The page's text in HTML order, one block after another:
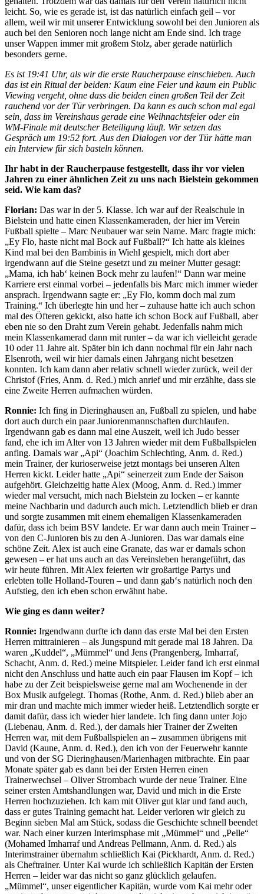
leicht. So, wie es gerade ist, ist das natürlich einfach geil – vor
allem, weil wir mit unserer Entwicklung sowohl bei den Junioren als
auch bei den Senioren noch lange nicht am Ende sind. Ich trage
unser Wappen immer mit großem Stolz, aber gerade natürlich
besonders gerne.
Es ist 19:41 Uhr, als wir die erste Raucherpause einschieben. Auch
das ist ein Ritual der beiden: Kaum eine Feier und kaum ein Public
Viewing vergeht, ohne dass die beiden einen großen Teil der Zeit
rauchend vor der Tür verbringen. Da kann es auch schon mal egal
sein, dass im Vereinshaus gerade eine Weihnachtsfeier oder ein
WM-Finale mit deutscher Beteiligung läuft. Wir setzen das
Gespräch um 19:52 fort. Aus den Dialogen vor der Tür hätte man
ein Interview für sich basteln können.
Ihr habt in der Raucherpause festgestellt, dass ihr vor vielen
Jahren zu einer ähnlichen Zeit zu uns nach Bielstein gekommen
seid. Wie kam das?
Florian: Das war in der 5. Klasse. Ich war auf der Realschule in
Bielstein und hatte einen Klassenkameraden, der hier im Verein
Fußball spielte – Marc Neubauer war sein Name. Marc fragte mich:
„Ey Flo, haste nicht mal Bock auf Fußball?“ Ich hatte als kleines
Kind mal bei den Bambinis in Wiehl gespielt, mich dort aber
irgendwann auf die Steine gesetzt und zu meiner Mutter gesagt:
„Mama, ich hab‘ keinen Bock mehr zu laufen!“ Dann war meine
Karriere erst einmal vorbei – jedenfalls bis Marc mich immer wieder
ansprach. Irgendwann sagte er: „Ey Flo, komm doch mal zum
Training.“ Ich überlegte hin und her – zuhause hatte ich auch schon
mal des Öfteren gekickt, also hatte ich schon Bock auf Fußball, aber
eben nie so den Draht zum Verein gehabt. Jedenfalls nahm mich
mein Klassenkamerad dann mit runter – da war ich vielleicht gerade
10 oder 11 Jahre alt. Später bin ich dann nochmal für ein Jahr nach
Elsenroth, weil wir hier damals einen Jahrgang nicht besetzen
konnten. Ich kam dann aber relativ schnell wieder zurück, weil der
Christof (Fries, Anm. d. Red.) mich anrief und mir erzählte, dass sie
eine Zweite Herren aufmachen würden.
Ronnie: Ich fing in Dieringhausen an, Fußball zu spielen, und habe
dort auch durch ein paar Juniorenmannschaften durchlaufen.
Irgendwann gab es dann mal eine Auszeit, weil ich Judo besser
fand, ehe ich im Alter von 13 Jahren wieder mit dem Fußballspielen
anfing. Damals war „Api“ (Joachim Schlechting, Anm. d. Red.)
mein Trainer, der kurioserweise jetzt montags bei unseren Alten
Herren kickt. Leider hatte „Api“ seinerzeit zum Ende der Saison
aufgehört. Gleichzeitig hatte Alex (Moog, Anm. d. Red.) immer
wieder mal versucht, mich nach Bielstein zu locken – er kannte
meine Nachbarin und dadurch auch mich. Letztendlich blieb er dran
und sorgte zusammen mit einem ehemaligen Klassenkameraden
dafür, dass ich beim BSV landete. Er war dann auch mein Trainer –
von den C-Junioren bis zu den A-Junioren. Das war damals eine
schöne Zeit. Alex ist auch eine Granate, das war er damals schon
gewesen – er hat uns auch an das Vereinsleben herangeführt, das
wir heute führen. Mit Alex feierten wir großartige Partys und
erlebten tolle Holland-Touren – und dann gab‘s natürlich noch den
Aufstieg, den ich eben schon erwähnt habe.
Wie ging es dann weiter?
Ronnie: Irgendwann durfte ich dann das erste Mal bei den Ersten
Herren mittrainieren – als Jungspund mit gerade mal 18 Jahren. Da
waren „Kuddel“, „Mümmel“ und Jens (Prangenberg, Imharraf,
Schacht, Anm. d. Red.) meine Mitspieler. Leider fand ich erst einmal
nicht den Anschluss und hatte auch ein paar Flausen im Kopf – ich
habe zu der Zeit beispielsweise gerne mal am Wochenende in der
Box Musik aufgelegt. Thomas (Rothe, Anm. d. Red.) blieb aber an
mir dran und machte mich immer wieder heiß. Letztendlich sorgte er
damit dafür, dass ich wieder hier landete. Ich fing dann unter Jojo
(Liebenau, Anm. d. Red.), der damals hier Trainer der Zweiten
Herren war, mit dem Fußballspielen an – zusammen übrigens mit
David (Kaune, Anm. d. Red.), den ich von der Feuerwehr kannte
und von der SG Dieringhausen/Marienhagen mitbrachte. Ein paar
Monate später gab es dann bei der Ersten Herren einen
Trainerwechsel – Oliver Strombach wurde der neue Trainer. Eine
seiner ersten Amtshandlungen war, David und mich in die Erste
Herren hochzuziehen. Ich kam mit Oliver gut klar und fand auch,
dass er gutes Training gemacht hat. Leider verloren wir gleich zu
Beginn sieben Mal am Stück, sodass die Geschichte schnell beendet
war. Nach einer kurzen Interimsphase mit „Mümmel“ und „Pelle“
(Mohamed Imharraf und Andreas Pellmann, Anm. d. Red.) als
Interimstrainer übernahm schließlich Kai (Pickhardt, Anm. d. Red.)
als Cheftrainer. Unter Kai wurde ich schließlich Kapitän der Ersten
Herren – leider war das nicht so ganz glücklich gelaufen.
„Mümmel“, unser eigentlicher Kapitän, wurde vom Kai mehr oder